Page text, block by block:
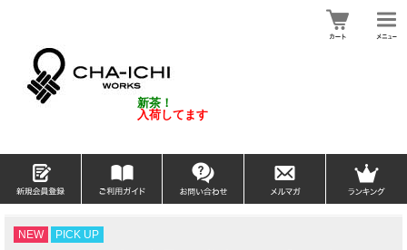
新茶！
入荷してます
NEW PICK UP